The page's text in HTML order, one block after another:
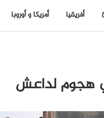
أفريقيا أمريكا و أوروبا